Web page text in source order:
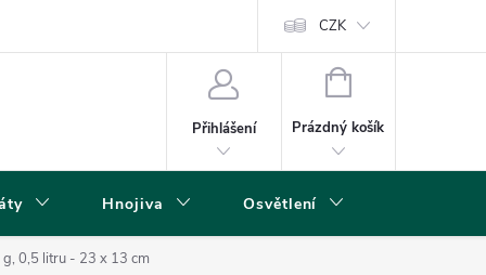
CZK
Přihlášení
NÁKUPNÍ
Prázdný košík
Hnojiva Osvětlení
0,5 litru - 23 x 13 cm